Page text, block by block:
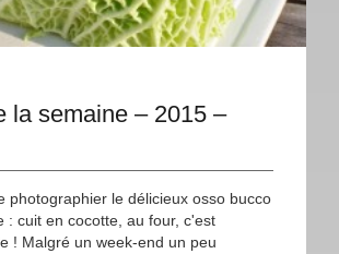
la semaine – 2015 –
photographier le délicieux osso bucco
: cuit en cocotte, au four, c'est
! Malgré un week-end un peu